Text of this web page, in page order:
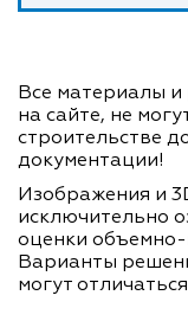
Все материалы и
на сайте, не
строительстве
документации!
Изображения и
исключительно
оценки
Варианты
могут